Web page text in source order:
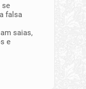
se
falsa
saias,
e